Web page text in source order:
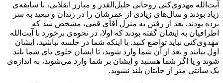
آیت‌الله مهدوی‌کنی روحانی جلیل‌القدر و مبارز انقلابی، با سابقه‌ی
زیاد بودند و سال‌های زیادی از عمرشان را در زندان و تبعید به سر
برده بودند. بعد از رفتن به منزل آقای قمی، مشخص شد که
اطرافیان به ایشان گفته بودند که اولا، در نحوه‌ی برخورد با آیت‌الله
مهدوی‌کنی نباید تواضع کنید. یا اینکه شما در جلسه نباشید، ایشان
اول بیایند و بعد از آن شما وارد شوید، تا ایشان جلوی پای شما بلند
شوند و یا اگر شما هستید و ایشان بر شما وارد می‌شوند، به اندازه‌ی
یک سانتی متر از جایتان بلند نشوید.